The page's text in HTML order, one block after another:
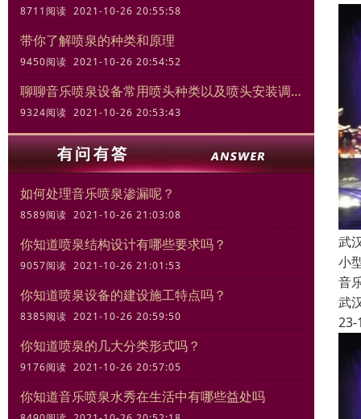
8711阅读 2021-10-26 20:55:58
带你了解喷泉的种类和原理
9450阅读 2021-10-26 20:54:52
聊聊音乐喷泉设备常用喷头种类以及喷头安装调试规范
9324阅读 2021-10-26 20:53:43
如何处理音乐喷泉渗漏呢？
8589阅读 2021-10-26 21:03:08
你知道喷泉结构设计有哪些要求吗？
9057阅读 2021-10-26 21:01:53
你知道喷泉设备的建设施工特点吗？
8385阅读 2021-10-26 20:59:50
你知道喷泉的几大分类形式吗？
9176阅读 2021-10-26 20:57:05
你知道音乐喷泉水秀在生活中有哪些益处吗
武
小
音
武
23-